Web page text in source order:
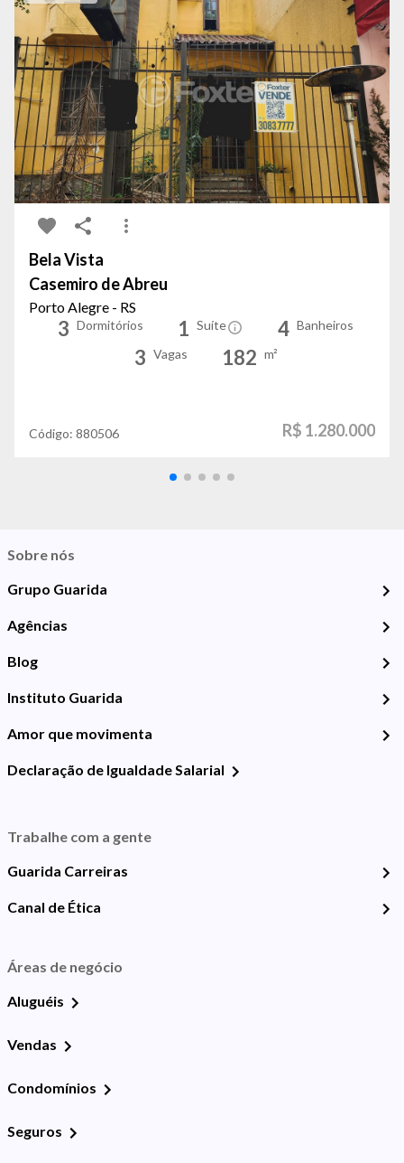
Bela Vista
Casemiro de Abreu
Porto Alegre - RS
3 Dormitórios 1 Suíte 4 Banheiros
3 Vagas 182 m²
Código: 880506 R$ 1.280.000
Sobre nós
Grupo Guarida
Agências
Blog
Instituto Guarida
Amor que movimenta
Declaração de Igualdade Salarial
Trabalhe com a gente
Guarida Carreiras
Canal de Ética
Áreas de negócio
Aluguéis
Vendas
Condomínios
Seguros